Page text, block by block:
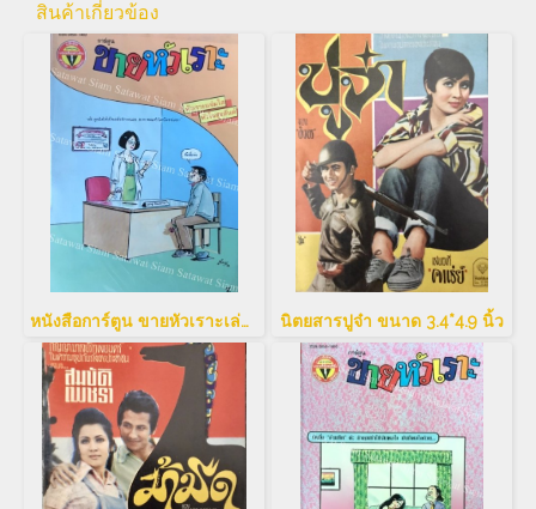
สินค้าเกี่ยวข้อง
หนังสือการ์ตูน ขายหัวเราะเล่มใหญ่ นิตยสารปูจ๋า ขนาด 3.4*4.9 นิ้ว